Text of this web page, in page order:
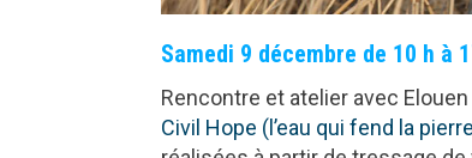
Samedi 9 décembre de 10 h à
Rencontre et atelier avec
Civil Hope (l’eau qui fend la